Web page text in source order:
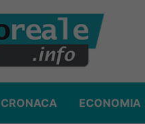
CRONACA ECONOMIA